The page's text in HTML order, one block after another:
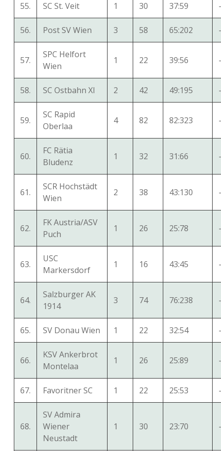
55. SC St. Veit 1 30 37:59
56. Post SV Wien 3 58 65:202
57.
SPC Helfort
Wien
1 22 39:56
58. SC Ostbahn XI 2 42 49:195
59.
SC Rapid
Oberlaa
4 82 82:323
60.
FC Rätia
Bludenz
1 32 31:66
61.
SCR Hochstädt
Wien
2 38 43:130
62.
FK Austria/ASV
Puch
1 26 25:78
63.
USC
Markersdorf
1 16 43:45
64.
Salzburger AK
1914
3 74 76:238
65. SV Donau Wien 1 22 32:54
66.
KSV Ankerbrot
Montelaa
1 26 25:89
67. Favoritner SC 1 22 25:53
68.
SV Admira
Wiener
Neustadt
1 30 23:70